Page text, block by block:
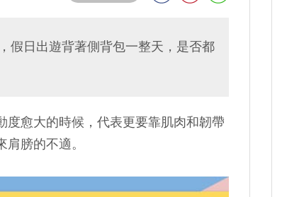
假日出遊背著側背包一整天，是否都
愈大的時候，代表更要靠肌肉和韌帶
肩膀的不適。